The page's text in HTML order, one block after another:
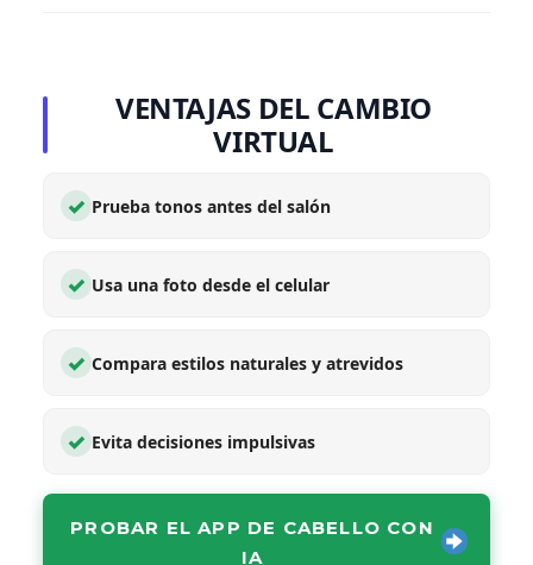
VENTAJAS DEL CAMBIO
VIRTUAL
✓ Prueba tonos antes del salón
✓ Usa una foto desde el celular
✓ Compara estilos naturales y atrevidos
✓ Evita decisiones impulsivas
PROBAR EL APP DE CABELLO CON
IA